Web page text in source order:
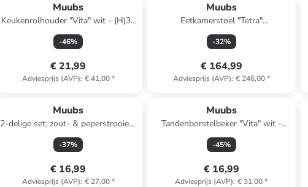
Muubs
Keukenrolhouder "Vita" wit - (H)31
x Ø 15 cm
-46%
€ 21,99
Adviesprijs (AVP): € 41,00*
Muubs
Eetkamerstoel "Tetra"
naturel/donkergrijs - (B)50 x (H)78 x
(D)50,5 cm
-32%
€ 164,99
Adviesprijs (AVP): € 246,00*
Muubs
2-delige set: zout- & peperstrooiers
"Vita" donkergroen - (H)8,5 x Ø 4,5
cm
-37%
€ 16,99
Adviesprijs (AVP): € 27,00*
Muubs
Tandenborstelbeker "Vita" wit -
(H)10,5 x Ø 7,5 cm
-45%
€ 16,99
Adviesprijs (AVP): € 31,00*